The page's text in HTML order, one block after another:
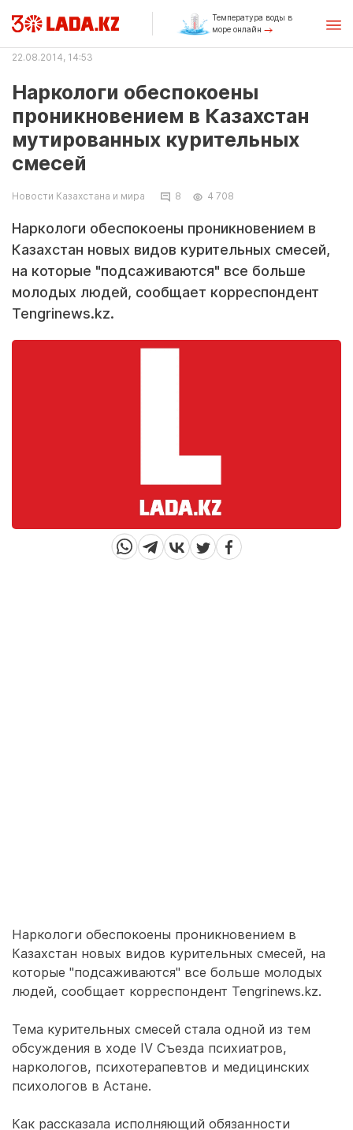
Температура воды в
море онлайн
22.08.2014, 14:53
Наркологи обеспокоены
проникновением в Казахстан
мутированных курительных
смесей
Новости Казахстана и мира 8 4 708
Наркологи обеспокоены проникновением в
Казахстан новых видов курительных смесей,
на которые "подсаживаются" все больше
молодых людей, сообщает корреспондент
Tengrinews.kz.
Наркологи обеспокоены проникновением в
Казахстан новых видов курительных смесей, на
которые "подсаживаются" все больше молодых
людей, сообщает корреспондент Tengrinews.kz.
Тема курительных смесей стала одной из тем
обсуждения в ходе IV Съезда психиатров,
наркологов, психотерапевтов и медицинских
психологов в Астане.
Как рассказала исполняющий обязанности